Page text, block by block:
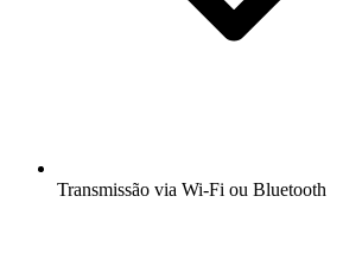
Transmissão via Wi-Fi ou Bluetooth